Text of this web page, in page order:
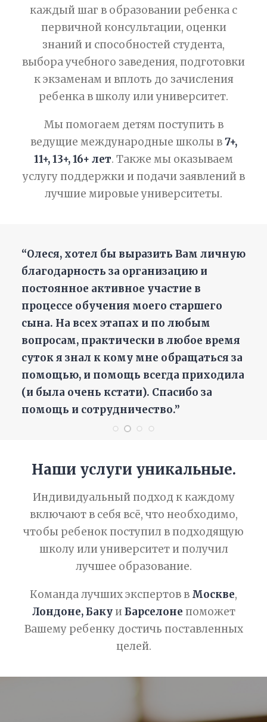
каждый шаг в образовании ребенка с
первичной консультации, оценки
знаний и способностей студента,
выбора учебного заведения, подготовки
к экзаменам и вплоть до зачисления
ребенка в школу или университет.
Мы помогаем детям поступить в
ведущие международные школы в7+,
11+, 13+, 16+ лет. Также мы оказываем
услугу поддержки и подачи заявлений в
лучшие мировые университеты.
“Олеся, хотел бы выразить Вам личную
благодарность за организацию и
постоянное активное участие в
процессе обучения моего старшего
сына. На всех этапах и по любым
вопросам, практически в любое время
суток я знал к кому мне обращаться за
помощью, и помощь всегда приходила
(и была очень кстати). Спасибо за
помощь и сотрудничество.”
Наши услуги уникальные.
Индивидуальный подход к каждому
включают в себя всё, что необходимо,
чтобы ребенок поступил в подходящую
школу или университет и получил
лучшее образование.
Команда лучших экспертов в Москве,
Лондоне, БакуиБарселоне поможет
Вашему ребенку достичь поставленных
целей.